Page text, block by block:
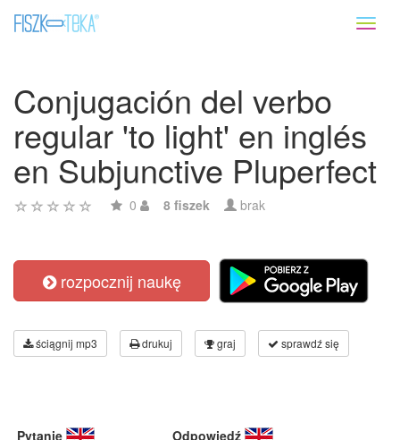
Conjugación del verbo
regular 'to light' en inglés
en Subjunctive Pluperfect
0 8 fiszek brak
rozpocznij naukę
ściągnij mp3 drukuj graj sprawdź się
Pytanie Odpowiedź